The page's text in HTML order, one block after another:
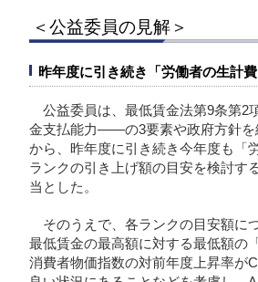
＜公益委員の見解＞
昨年度に引き続き「労働者の生計
公益委員は、最低賃金法第9条第
金支払能力――の3要素や政府方針を
から、昨年度に引き続き今年度も「
ランクの引き上げ額の目安を検討す
当とした。
そのうえで、各ランクの目安額に
最低賃金の最高額に対する最低額の
消費者物価指数の対前年度上昇率が